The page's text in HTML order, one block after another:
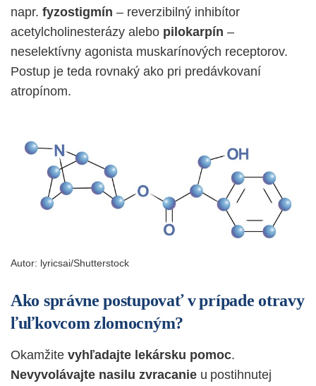
napr. fyzostigmín – reverzibilný inhibítor
acetylcholinesterázy alebo pilokarpín –
neselektívny agonista muskarínových receptorov.
Postup je teda rovnaký ako pri predávkovaní
atropínom.
Autor: lyricsai/Shutterstock
Ako správne postupovať v prípade otravy
ľuľkovcom zlomocným?
Okamžite vyhľadajte lekársku pomoc.
Nevyvolávajte nasilu zvracanie u postihnutej